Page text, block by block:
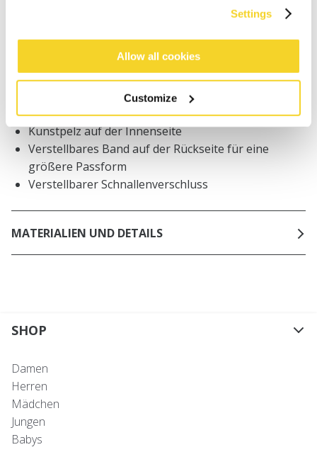
Settings
Allow all cookies
Customize
BESCHREIBUNG
Bombermütze
Kunstpelz auf der Innenseite
Verstellbares Band auf der Rückseite für eine
größere Passform
Verstellbarer Schnallenverschluss
MATERIALIEN UND DETAILS
SHOP
Damen
Herren
Mädchen
Jungen
Babys